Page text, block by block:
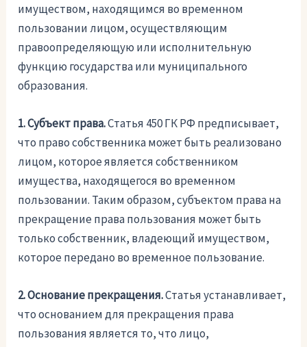
имуществом, находящимся во временном
пользовании лицом, осуществляющим
правоопределяющую или исполнительную
функцию государства или муниципального
образования.
1. Субъект права.Статья 450 ГК РФ предписывает,
что право собственника может быть реализовано
лицом, которое является собственником
имущества, находящегося во временном
пользовании. Таким образом, субъектом права на
прекращение права пользования может быть
только собственник, владеющий имуществом,
которое передано во временное пользование.
2. Основание прекращения.Статья устанавливает,
что основанием для прекращения права
пользования является то, что лицо,